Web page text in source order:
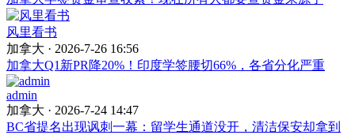
风里看书
加拿大 · 2026-7-26 16:56
加拿大Q1新PR降20%！印度学签腰切66%，各省分化严重
admin
加拿大 · 2026-7-24 14:47
BC省提名出现讽刺一幕：留学生通道没开，清洁保安却拿到